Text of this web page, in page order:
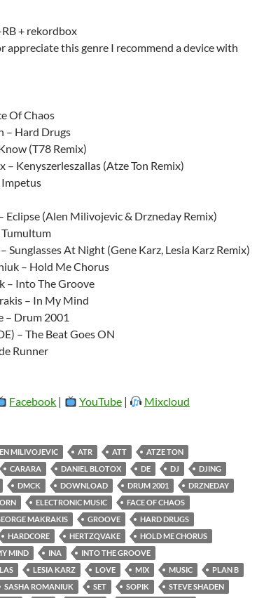
+ rekordbox
appreciate this genre I recommend a device with
Of Chaos
– Hard Drugs
(T78 Remix)
– Kenyszerleszallas (Atze Ton Remix)
Impetus
Eclipse (Alen Milivojevic & Drzneday Remix)
Tumultum
Sunglasses At Night (Gene Karz, Lesia Karz Remix)
– Hold Me Chorus
– Into The Groove
– In My Mind
– Drum 2001
– The Beat Goes ON
Runner
Facebook | YouTube| Mixcloud
MILIVOJEVIC ATR ATT
ATZE TON
CARARA DANIEL BLOTOX DE DJ
DJING
DMCK DOWNLOAD DRUM 2001
DRZNEDAY
ELECTRONIC MUSIC
FACE OF CHAOS
MAKRAKIS GROOVE
HARD DRUGS
HARDCORE HERTZQVAKE
HOLD ME CHORUS
MIND INA
INTO THE GROOVE
LESIA KARZ LOVE MIX MUSIC
PLAN B
SASHA ROMANIUK SET SOPIK
STEVE SHADEN